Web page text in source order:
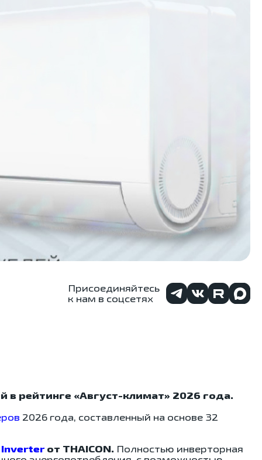
Присоединяйтесь
к нам в соцсетях
в рейтинге «Август-климат» 2026 года.
2026 года, составленный на основе 32
Inverterот THAICON. Полностью инверторная